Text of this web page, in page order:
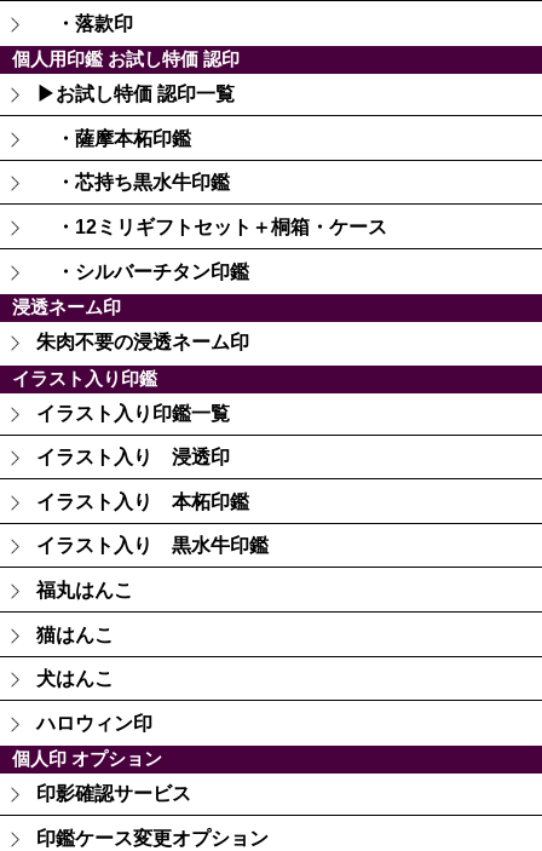
・落款印
個人用印鑑 お試し特価 認印
▶お試し特価 認印一覧
・薩摩本柘印鑑
・芯持ち黒水牛印鑑
・12ミリギフトセット＋桐箱・ケース
・シルバーチタン印鑑
浸透ネーム印
朱肉不要の浸透ネーム印
イラスト入り印鑑
イラスト入り印鑑一覧
イラスト入り 浸透印
イラスト入り 本柘印鑑
イラスト入り 黒水牛印鑑
福丸はんこ
猫はんこ
犬はんこ
ハロウィン印
個人印 オプション
印影確認サービス
印鑑ケース変更オプション